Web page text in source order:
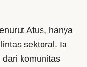
Atus, hanya
sektoral. Ia
dari komunitas